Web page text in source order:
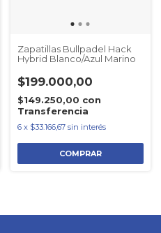
Zapatillas Bullpadel Hack
Hybrid Blanco/Azul Marino
$199.000,00
$149.250,00 con
Transferencia
6 x $33.166,67 sin interés
COMPRAR